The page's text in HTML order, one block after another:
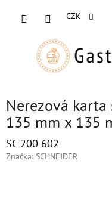
CZK
Nerezová
135 mm x 135
SC 200 602
Značka: SCHNEIDER